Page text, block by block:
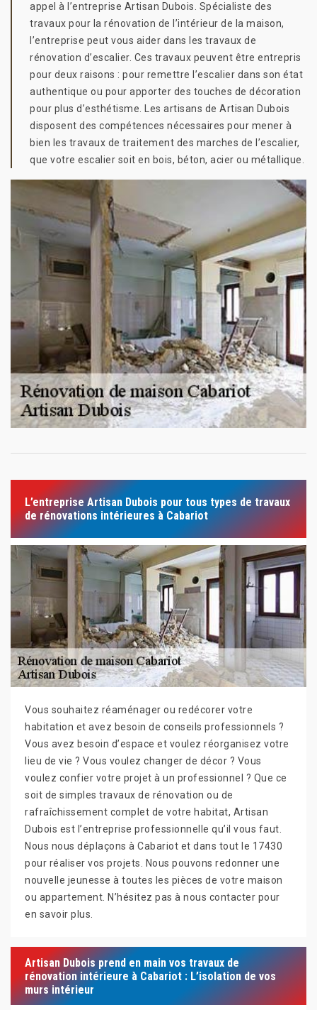
appel à l’entreprise Artisan Dubois. Spécialiste des
travaux pour la rénovation de l’intérieur de la maison,
l’entreprise peut vous aider dans les travaux de
rénovation d’escalier. Ces travaux peuvent être entrepris
pour deux raisons : pour remettre l’escalier dans son état
authentique ou pour apporter des touches de décoration
pour plus d’esthétisme. Les artisans de Artisan Dubois
disposent des compétences nécessaires pour mener à
bien les travaux de traitement des marches de l’escalier,
que votre escalier soit en bois, béton, acier ou métallique.
L’entreprise Artisan Dubois pour tous types de travaux
de rénovations intérieures à Cabariot
Vous souhaitez réaménager ou redécorer votre
habitation et avez besoin de conseils professionnels ?
Vous avez besoin d’espace et voulez réorganisez votre
lieu de vie ? Vous voulez changer de décor ? Vous
voulez confier votre projet à un professionnel ? Que ce
soit de simples travaux de rénovation ou de
rafraîchissement complet de votre habitat, Artisan
Dubois est l’entreprise professionnelle qu’il vous faut.
Nous nous déplaçons à Cabariot et dans tout le 17430
pour réaliser vos projets. Nous pouvons redonner une
nouvelle jeunesse à toutes les pièces de votre maison
ou appartement. N’hésitez pas à nous contacter pour
en savoir plus.
Artisan Dubois prend en main vos travaux de
rénovation intérieure à Cabariot : L’isolation de vos
murs intérieur